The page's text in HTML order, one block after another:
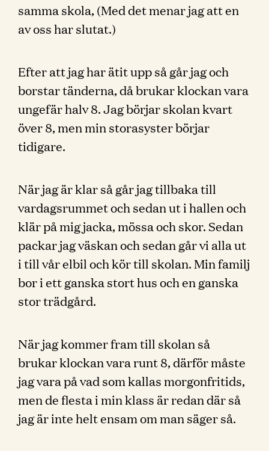
samma skola, (Med det menar jag att en
av oss har slutat.)
Efter att jag har ätit upp så går jag och
borstar tänderna, då brukar klockan vara
ungefär halv 8. Jag börjar skolan kvart
över 8, men min storasyster börjar
tidigare.
När jag är klar så går jag tillbaka till
vardagsrummet och sedan ut i hallen och
klär på mig jacka, mössa och skor. Sedan
packar jag väskan och sedan går vi alla ut
i till vår elbil och kör till skolan. Min familj
bor i ett ganska stort hus och en ganska
stor trädgård.
När jag kommer fram till skolan så
brukar klockan vara runt 8, därför måste
jag vara på vad som kallas morgonfritids,
men de flesta i min klass är redan där så
jag är inte helt ensam om man säger så.